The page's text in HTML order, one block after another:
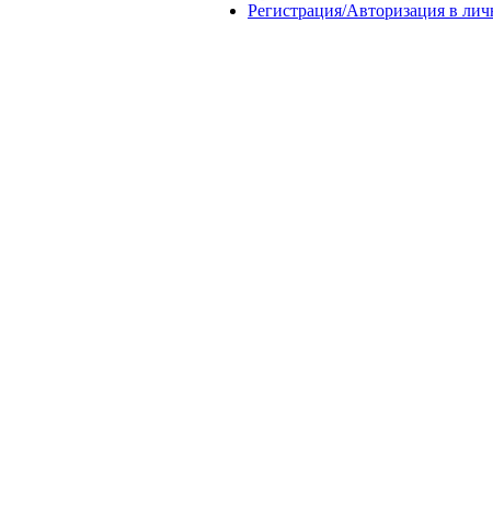
Регистрация/Авторизация в